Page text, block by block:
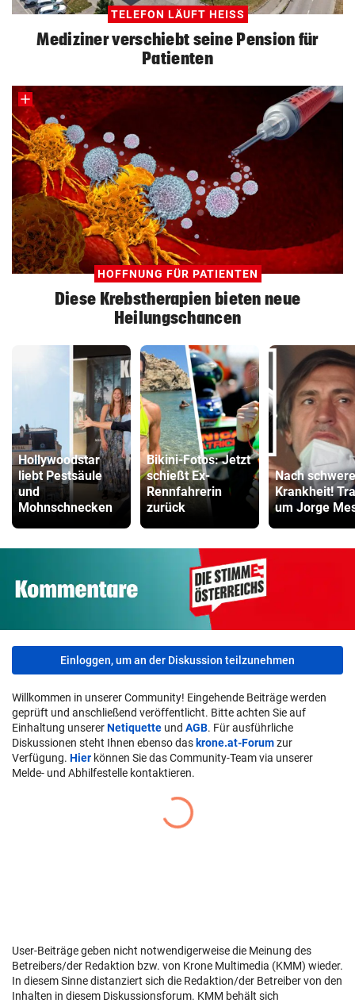
TELEFON LÄUFT HEISS
Mediziner verschiebt seine Pension für
Patienten
HOFFNUNG FÜR PATIENTEN
Diese Krebstherapien bieten neue
Heilungschancen
Hollywoodstar
liebt Pestsäule
und
Mohnschnecken
Bikini-Fotos: Jetzt
schießt Ex-
Rennfahrerin
zurück
Nach
Krankheit!
um Jorge
Einloggen, um an der Diskussion teilzunehmen
Willkommen in unserer Community! Eingehende Beiträge werden
geprüft und anschließend veröffentlicht. Bitte achten Sie auf
Einhaltung unsererNetiquette und AGB. Für ausführliche
Diskussionen steht Ihnen ebenso das krone.at-Forumzur
Verfügung. Hier können Sie das Community-Team via unserer
Melde- und Abhilfestelle kontaktieren.
User-Beiträge geben nicht notwendigerweise die Meinung des
Betreibers/der Redaktion bzw. von Krone Multimedia (KMM) wieder.
In diesem Sinne distanziert sich die Redaktion/der Betreiber von den
Inhalten in diesem Diskussionsforum. KMM behält sich